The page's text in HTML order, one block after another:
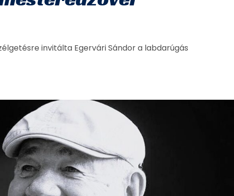
invitálta Egervári Sándor a labdarúgás